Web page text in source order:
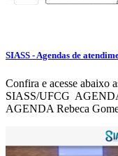
SIASS - Agendas de
Confira e acesse abaixo
SIASS/UFCG
AGENDA Rebeca